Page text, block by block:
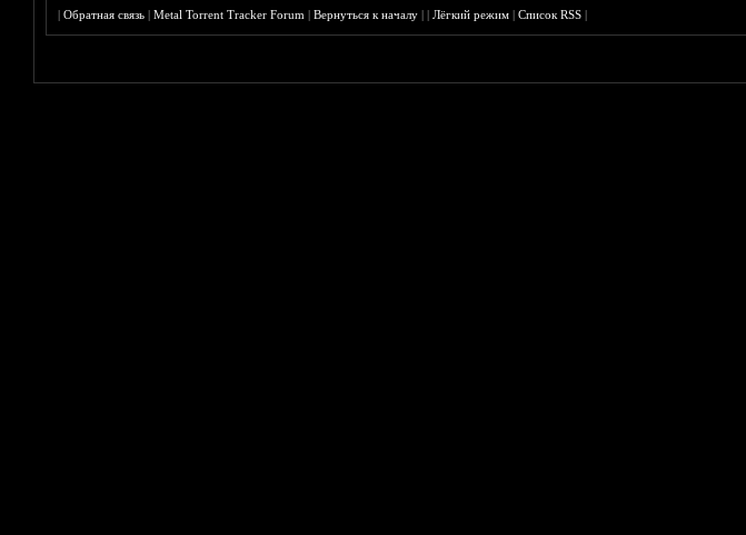
|Обратная связь |Metal Torrent Tracker Forum |Вернуться к началу ||Лёгкий режим |Список RSS |